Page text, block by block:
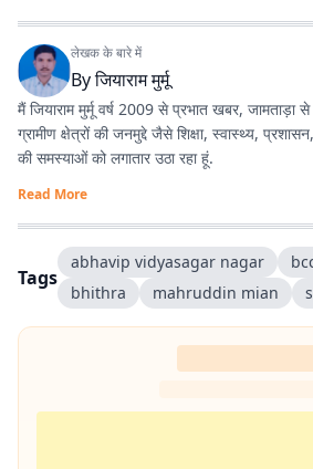
लेखक के बारे में
Byजियाराम मुर्मू
मैं जियाराम मुर्मू वर्ष 2009 से प्रभात खबर,
ग्रामीण क्षेत्रों की जनमुद्दे जैसे शिक्षा, स्वास्थ्य,
की समस्याओं को लगातार उठा रहा हूं.
Read More
Tags
abhavip vidyasagar nagar
bhithra
mahruddin mian